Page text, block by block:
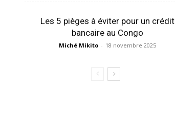
Les 5 pièges à éviter pour un crédit
bancaire au Congo
Miché Mikito - 18 novembre 2025